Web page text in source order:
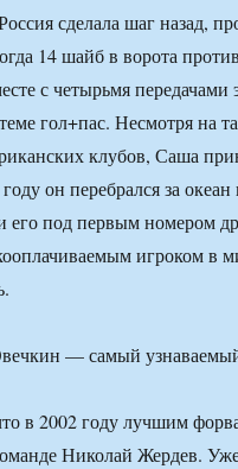
сделала шаг назад,
14 шайб в ворота
с четырьмя
гол+пас. Несмотря на
клубов, Саша
он перебрался за
его под первым номером
игроком в
— самый
в 2002 году лучшим
Николай Жердев.